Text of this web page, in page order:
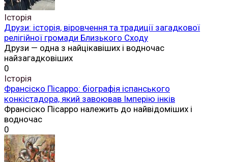
Історія
Друзи: історія, віровчення та традиції загадкової
релігійної громади Близького Сходу
Друзи — одна з найцікавіших і водночас
найзагадковіших
0
Історія
Франсіско Пісарро: біографія іспанського
конкістадора, який завоював Імперію інків
Франсіско Пісарро належить до найвідоміших і
водночас
0